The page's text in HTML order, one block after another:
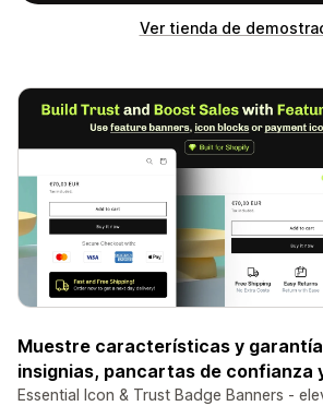
Ver tienda de
Muestre características y
insignias, pancartas de confianza
Essential Icon & Trust Badge Banners -